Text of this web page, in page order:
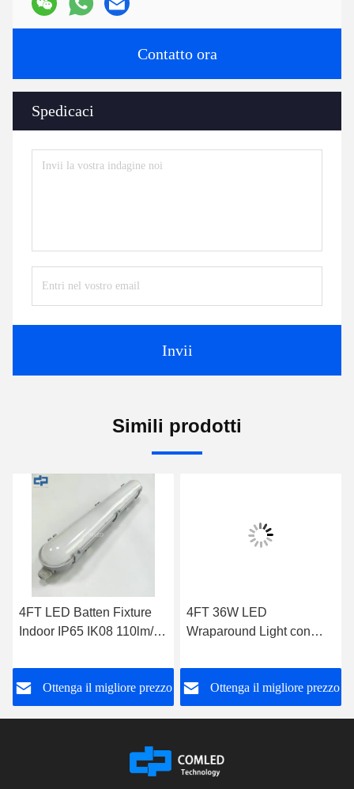
Contatto ora
Spedicaci
Invii
Simili prodotti
4FT LED Batten Fixture
Indoor IP65 IK08 110lm/w
opzionale di attenuazione
Ottenga il migliore prezzo
4FT 36W LED
Wraparound Light con
parcheggi IK08
Ottenga il migliore prezzo